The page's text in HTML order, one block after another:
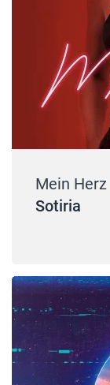
Mein Herz
Sotiria